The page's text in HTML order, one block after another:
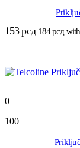
153рсд 184рсд
0
100